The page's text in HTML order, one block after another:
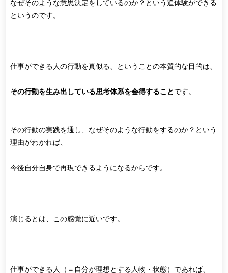
なぜそのような意思決定をしているのか？という追体験ができる
というのです。
仕事ができる人の行動を真似る、ということの本質的な目的は、
その行動を生み出している思考体系を会得することです。
その行動の実践を通し、なぜそのような行動をするのか？という
理由がわかれば、
今後自分自身で再現できるようになるからです。
演じるとは、この感覚に近いです。
仕事ができる人（＝自分が理想とする人物・状態）であれば、